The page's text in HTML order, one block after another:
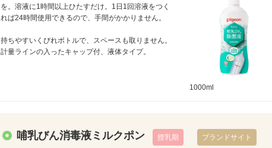
を。溶液に1時間以上ひたすだけ。1日1回溶液をつく
れば24時間使用できるので、手間がかかりません。
持ちやすいくびれボトルで、スペースも取りません。
計量ラインの入ったキャップ付、液体タイプ。
1000ml
哺乳びん消毒液ミルクポン 授乳期 ブランドサイト